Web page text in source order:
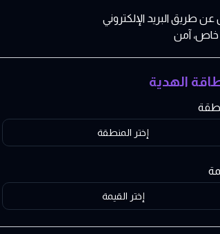
طريق البريد الإلكتروني
خاص، آمن
الهدية
إختر المنطقة
إختر القيمة